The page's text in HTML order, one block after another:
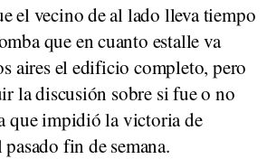
el vecino de al lado lleva tiempo
que en cuanto estalle va
aires el edificio completo, pero
la discusión sobre si fue o no
que impidió la victoria de
fin de semana.